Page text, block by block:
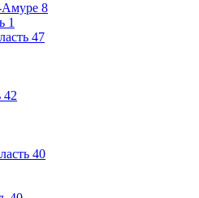
Амуре 8
1
47
42
40